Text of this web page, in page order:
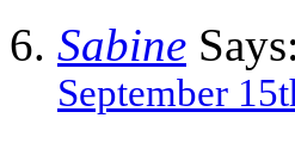
Sabine Says:
September